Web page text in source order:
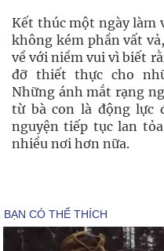
Kết thúc một ngày làm
không kém phần vất
về với niềm vui vì biết
đỡ thiết thực cho
Những ánh mắt rạng
từ bà con là động lực
nguyện tiếp tục lan
nhiều nơi hơn nữa.